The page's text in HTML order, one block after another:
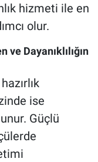
hizmeti ile en
olur.
Dayanıklılığın
ise
Güçlü